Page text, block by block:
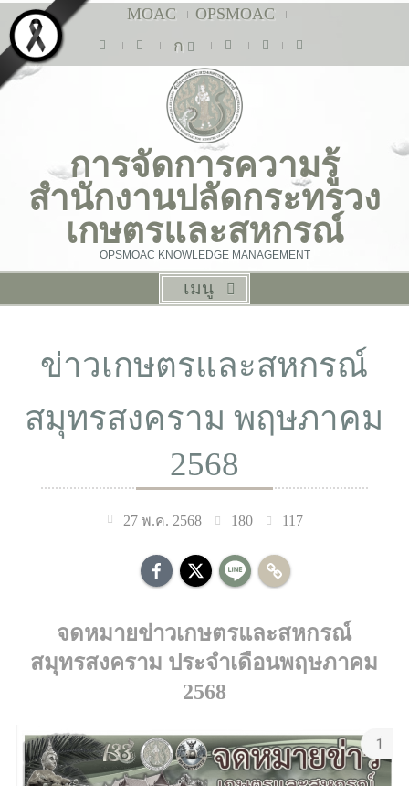
MOAC
OPSMOAC
ก
การจัดการความรู้
สำนักงานปลัดกระทรวง
เกษตรและสหกรณ์
OPSMOAC KNOWLEDGE MANAGEMENT
เมนู
ข่าวเกษตรและสหกรณ์
สมุทรสงคราม พฤษภาคม
2568
27 พ.ค. 2568 180 117
จดหมายข่าวเกษตรและสหกรณ์
สมุทรสงคราม ประจำเดือนพฤษภาคม
2568